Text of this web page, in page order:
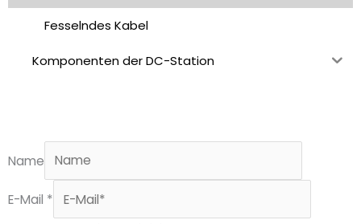
Fesselndes Kabel
Komponenten der DC-Station
Name
E-Mail *